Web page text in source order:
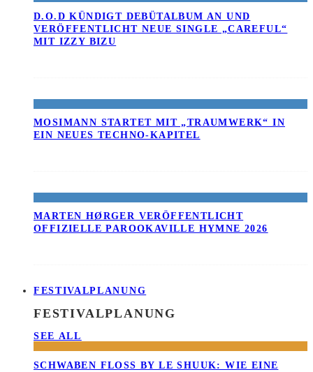
D.O.D KÜNDIGT DEBÜTALBUM AN UND
VERÖFFENTLICHT NEUE SINGLE „CAREFUL“
MIT IZZY BIZU
MOSIMANN STARTET MIT „TRAUMWERK“ IN
EIN NEUES TECHNO-KAPITEL
MARTEN HØRGER VERÖFFENTLICHT
OFFIZIELLE PAROOKAVILLE HYMNE 2026
FESTIVALPLANUNG
FESTIVALPLANUNG
SEE ALL
SCHWABEN FLOSS BY LE SHUUK: WIE EINE B